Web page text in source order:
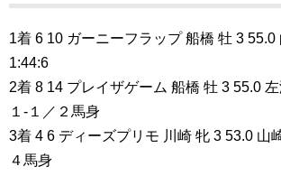
1着 6 10 ガーニーフラップ 船橋 牡 3 55.0
1:44:6
2着 8 14 プレイザゲーム 船橋 牡 3 55.0
１-１／２馬身
3着 4 6 ディーズプリモ 川崎 牝 3 53.0 山
４馬身